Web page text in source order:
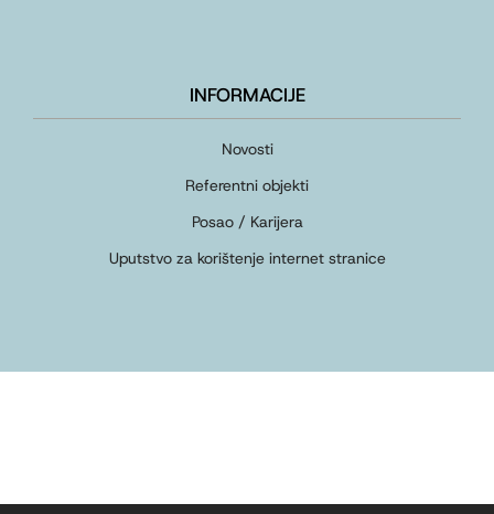
INFORMACIJE
Novosti
Referentni objekti
Posao / Karijera
Uputstvo za korištenje internet stranice